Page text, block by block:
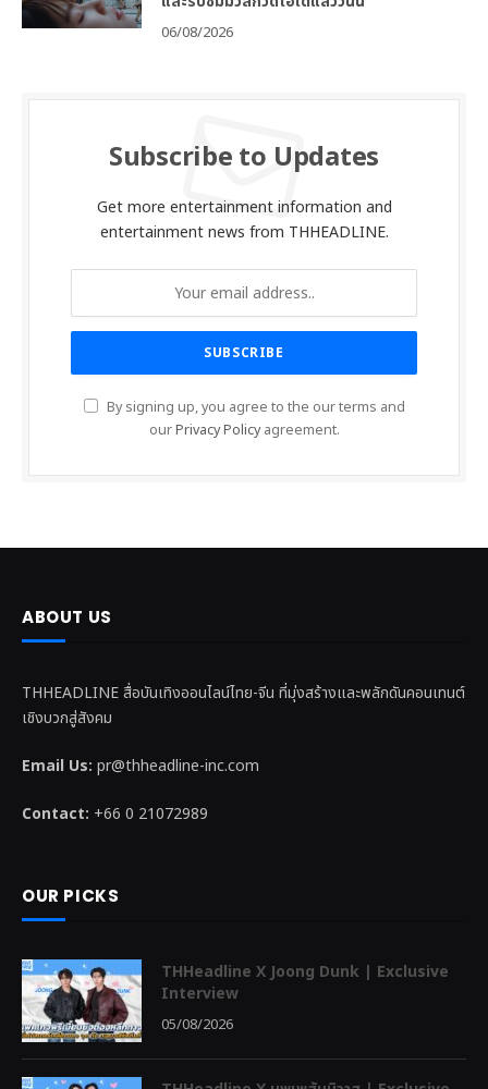
06/08/2026
Subscribe to Updates
Get more entertainment information and
entertainment news from THHEADLINE.
By signing up, you agree to the our terms and
ourPrivacy Policyagreement.
ABOUT US
THHEADLINE สื่อบันเทิงออนไลน์ไทย-จีน ที่มุ่งสร้างและพลักดันคอนเทนต์
เชิงบวกสู่สังคม
Email Us: pr@thheadline-inc.com
Contact: +66 0 21072989
OUR PICKS
THHeadline X Joong Dunk | Exclusive
Interview
05/08/2026